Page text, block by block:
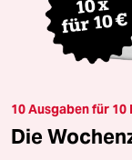
10 Ausgaben für 10
Die